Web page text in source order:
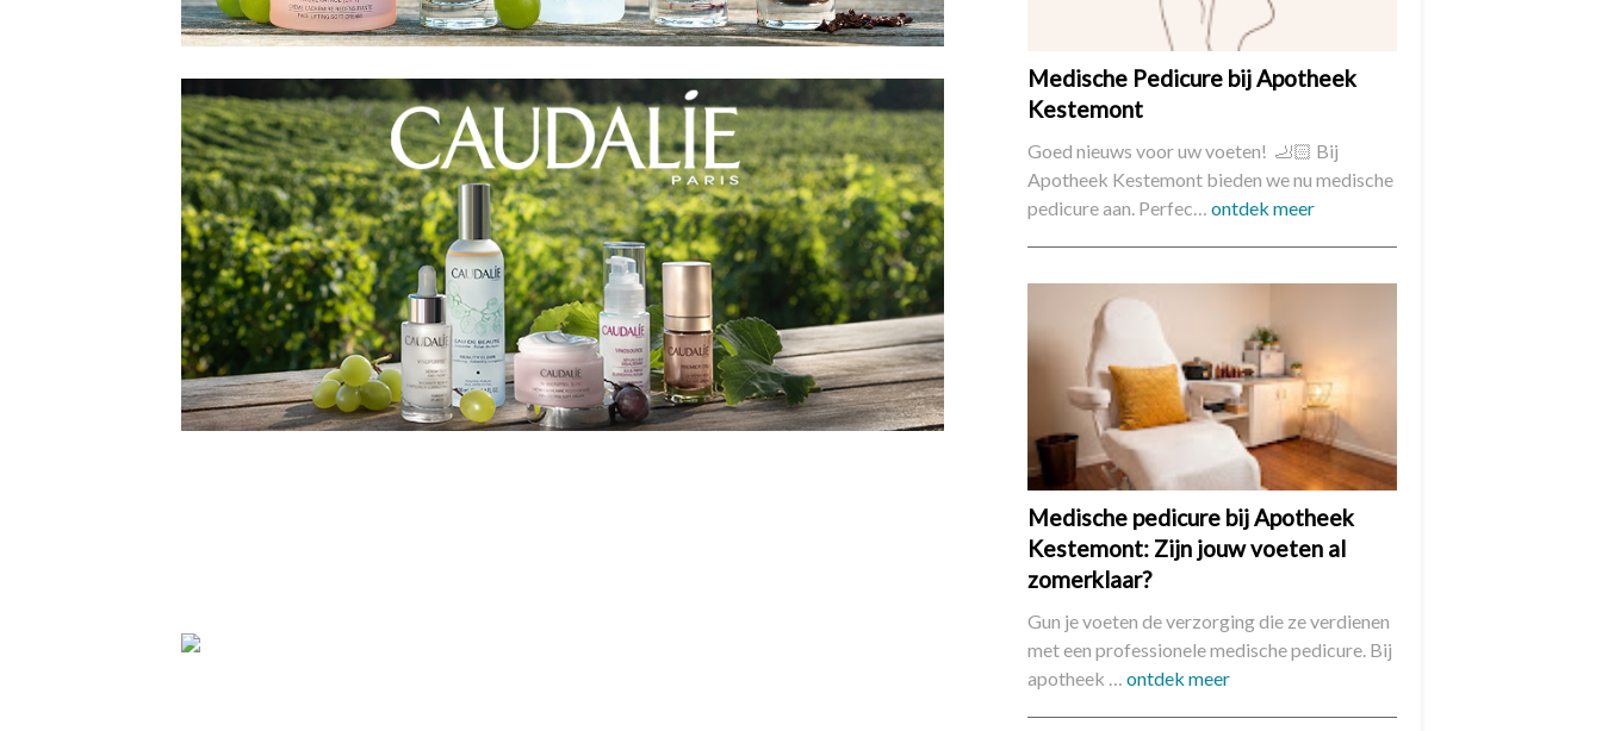
Medische Pedicure bij Apotheek
Kestemont
Goed nieuws voor uw voeten! 🦶🏻 Bij
Apotheek Kestemont bieden we nu medische
pedicure aan. Perfec… ontdek meer
Medische pedicure bij Apotheek
Kestemont: Zijn jouw voeten al
zomerklaar?
Gun je voeten de verzorging die ze verdienen
met een professionele medische pedicure. Bij
apotheek … ontdek meer